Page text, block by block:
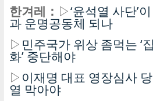
한겨레： ▷‘윤석열 사단’
과 운명공동체 되나
▷ 민주국가 위상 좀먹는 ‘
화’ 중단해야
▷ 이재명 대표 영장심사
열 막아야